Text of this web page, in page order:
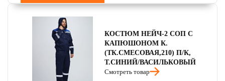
КОСТЮМ НЕЙЧ-2 СОП С
КАПЮШОНОМ К.
(ТК.СМЕСОВАЯ,210) П/К,
Т.СИНИЙ/ВАСИЛЬКОВЫЙ
Смотреть товар